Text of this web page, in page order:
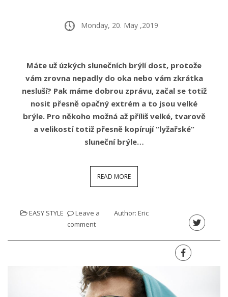
Monday, 20. May ,2019
Máte už úzkých slunečních brýlí dost, protože
vám zrovna nepadly do oka nebo vám zkrátka
nesluší? Pak máme dobrou zprávu, začal se totiž
nosit přesně opačný extrém a to jsou velké
brýle. Pro někoho možná až příliš velké, tvarově
a velikostí totiž přesně kopírují “lyžařské”
sluneční brýle…
READ MORE
EASY STYLE
Leave a
comment
Author: Eric